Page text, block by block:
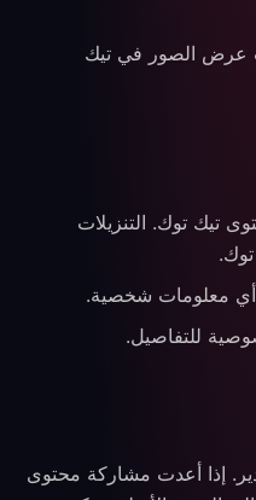
عرض الصور في تيك
تيك توك. التنزيلات
أي معلومات شخصية.
للتفاصيل.
إذا أعدت مشاركة محتوى